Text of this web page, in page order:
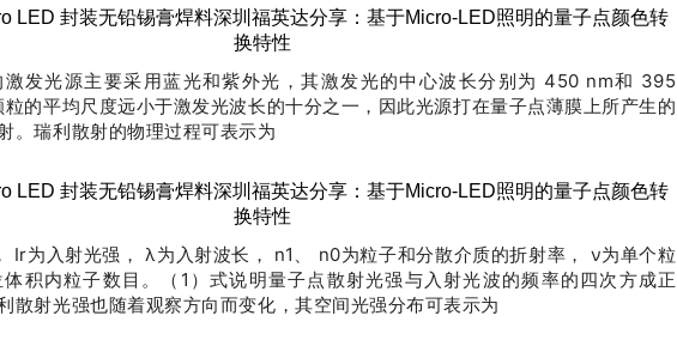
激发光源主要采用蓝光和紫外光，其激发光的中心波长分别为 450 nm和 395
的平均尺度远小于激发光波长的十分之一，因此光源打在量子点薄膜上所产生的
。瑞利散射的物理过程可表示为
Ir为入射光强， λ为入射波长， n1、 n0为粒子和分散介质的折射率， ν为单个粒
积内粒子数目。（1）式说明量子点散射光强与入射光波的频率的四次方成正
散射光强也随着观察方向而变化，其空间光强分布可表示为